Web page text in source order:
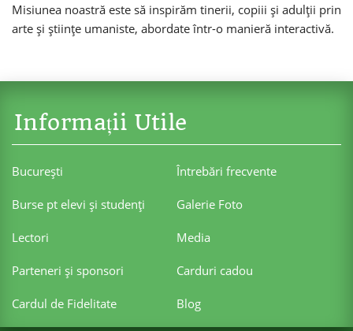
Misiunea noastră este să inspirăm tinerii, copiii și adulții prin
arte și științe umaniste, abordate într-o manieră interactivă.
Informații Utile
Bucureşti Întrebări frecvente
Burse pt elevi şi studenţi Galerie Foto
Lectori Media
Parteneri şi sponsori Carduri cadou
Cardul de Fidelitate Blog